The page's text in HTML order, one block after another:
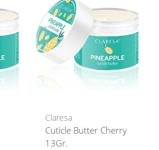
Claresa
Cuticle Butter Cherry
13Gr.